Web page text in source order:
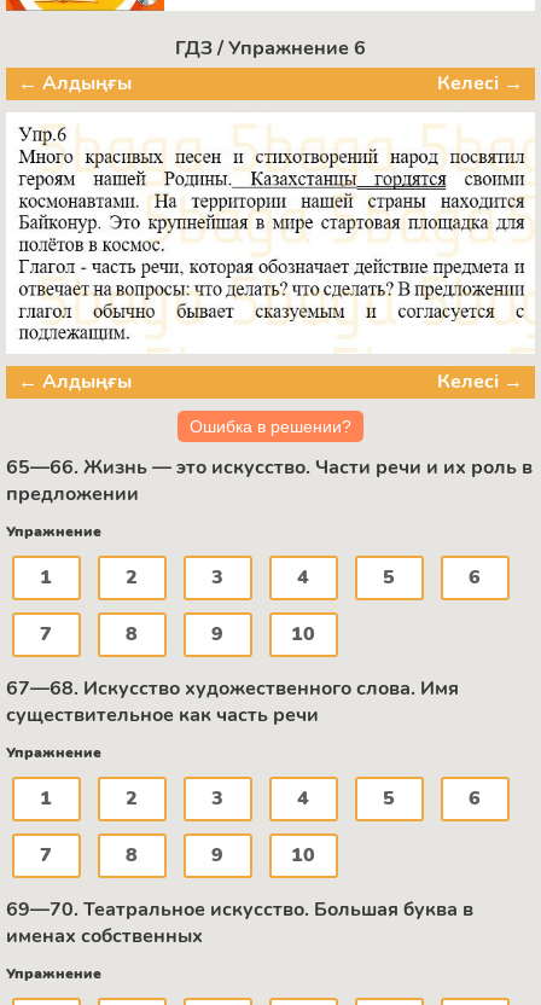
ГДЗ / Упражнение 6
← Алдыңғы
Келесі →
← Алдыңғы Келесі →
Ошибка в решении?
65—66. Жизнь — это искусство. Части речи и их роль в
предложении
Упражнение
1 2 3 4 5 6
7 8 9 10
67—68. Искусство художественного слова. Имя
существительное как часть речи
Упражнение
1 2 3 4 5 6
7 8 9 10
69—70. Театральное искусство. Большая буква в
именах собственных
Упражнение